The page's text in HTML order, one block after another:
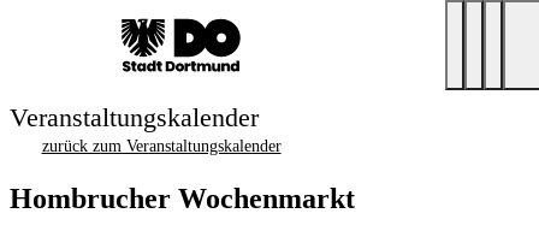
Veranstaltungskalender
zurück zum Veranstaltungskalender
Hombrucher Wochenmarkt